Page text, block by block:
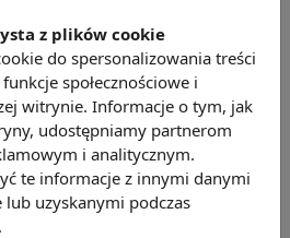
wiedzieć więcej?
wiadomości
z plików cookie
do spersonalizowania treści
społecznościowe i
witrynie. Informacje o tym, jak
udostępniamy partnerom
i analitycznym.
te informacje z innymi danymi
uzyskanymi podczas